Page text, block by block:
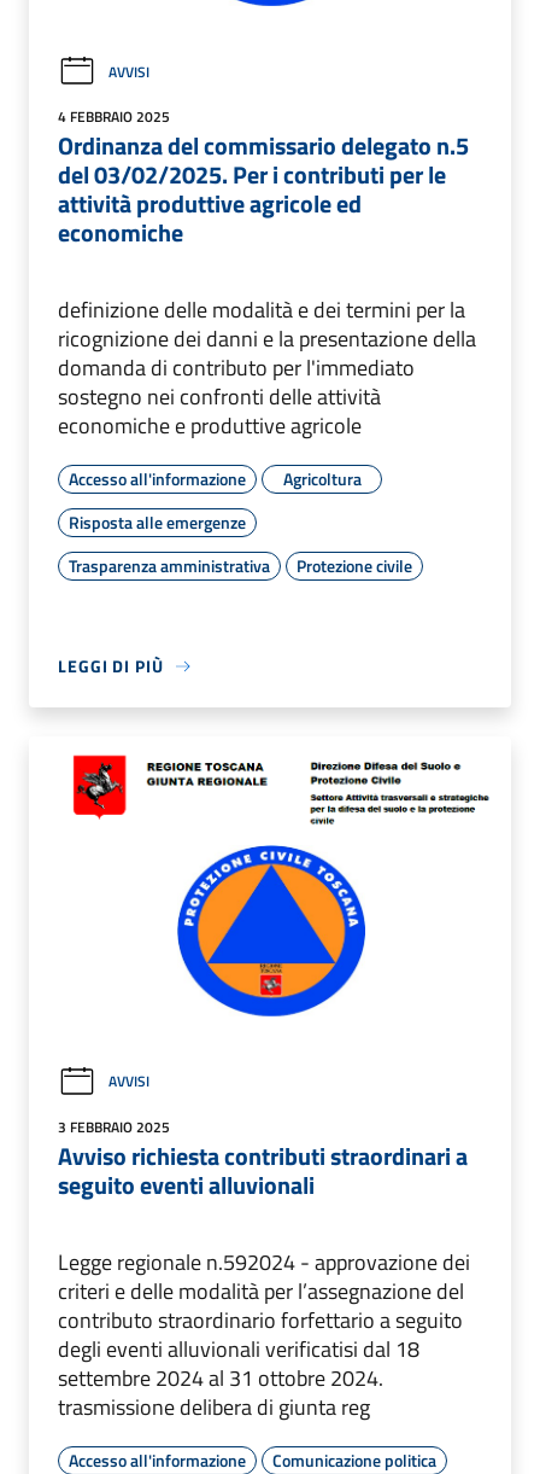
AVVISI
4 FEBBRAIO 2025
Ordinanza del commissario delegato n.5
del 03/02/2025. Per i contributi per le
attività produttive agricole ed
economiche
definizione delle modalità e dei termini per la
ricognizione dei danni e la presentazione della
domanda di contributo per l'immediato
sostegno nei confronti delle attività
economiche e produttive agricole
Accesso all'informazione
Agricoltura
Risposta alle emergenze
Trasparenza amministrativa
Protezione civile
LEGGI DI PIÙ
AVVISI
3 FEBBRAIO 2025
Avviso richiesta contributi straordinari a
seguito eventi alluvionali
Legge regionale n.592024 - approvazione dei
criteri e delle modalità per l’assegnazione del
contributo straordinario forfettario a seguito
degli eventi alluvionali verificatisi dal 18
settembre 2024 al 31 ottobre 2024.
trasmissione delibera di giunta reg
Accesso all'informazione
Comunicazione politica